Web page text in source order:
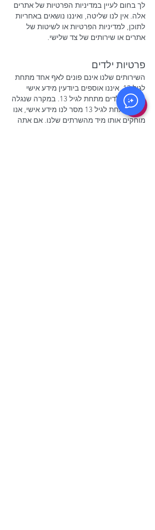
לך בחום לעיין במדיניות הפרטיות של אתרים
אלה. אין לנו שליטה, ואיננו נושאים באחריות
לתוכן, למדיניות הפרטיות או לשיטות של
אתרים או שירותים של צד שלישי.
פרטיות ילדים
השירותים שלנו אינם פונים לאף אחד מתחת
לגיל 13. איננו אוספים ביודעין מידע אישי
מזהה מילדים מתחת לגיל 13. במקרה שנגלה
שילד מתחת לגיל 13 מסר לנו מידע אישי, אנו
מוחקים אותו מיד מהשרתים שלנו. אם אתה